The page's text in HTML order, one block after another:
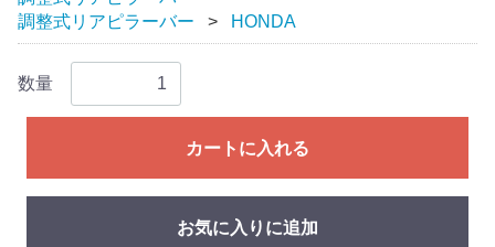
調整式リアピラーバー
HONDA
数量
カートに入れる
お気に入りに追加